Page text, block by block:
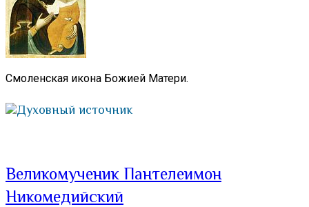
Смоленская икона Божией Матери.
Духовный источник
Великомученик Пантелеимон
Никомедийский